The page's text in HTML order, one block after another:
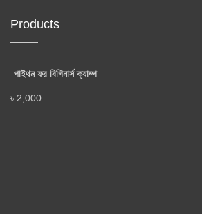
Products
পাইথন ফর বিগিনার্স ক্যাম্প
৳ 2,000